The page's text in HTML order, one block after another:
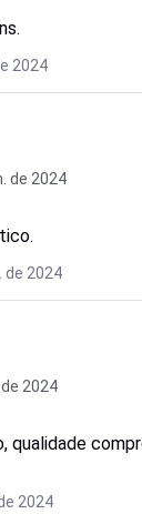
2024
de 2024
de 2024
2024
qualidade
2024